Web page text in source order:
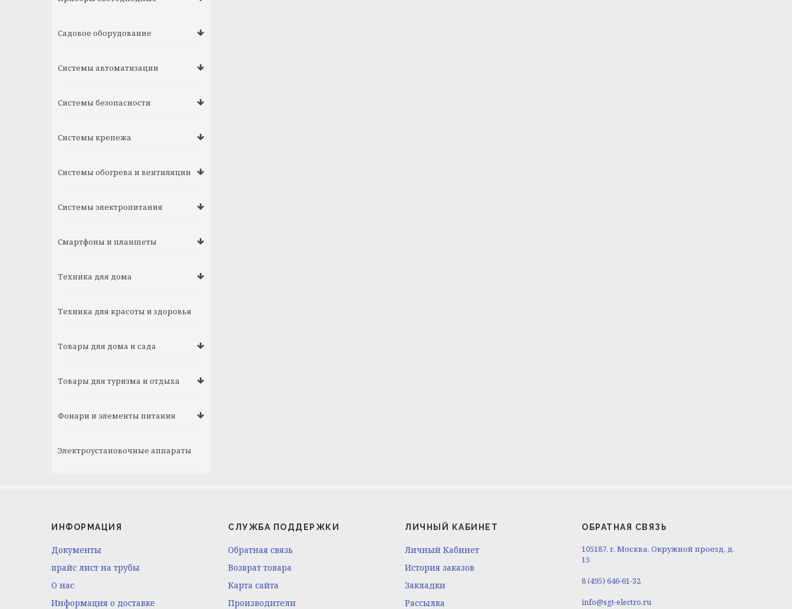
Садовое оборудование
Системы автоматизации
Системы безопасности
Системы крепежа
Системы обогрева и вентиляции
Системы электропитания
Смартфоны и планшеты
Техника для дома
Техника для красоты и здоровья
Товары для дома и сада
Товары для туризма и отдыха
Фонари и элементы питания
Электроустановочные аппараты
ИНФОРМАЦИЯ
Документы
прайс лист на трубы
O нас
Информация о доставке
СЛУЖБА ПОДДЕРЖКИ
Обратная связь
Возврат товара
Карта сайта
Производители
ЛИЧНЫЙ КАБИНЕТ
Личный Кабинет
История заказов
Закладки
Рассылка
ОБРАТНАЯ СВЯЗЬ
105187, г. Москва, Окружной проезд, д.
15
8 (495) 646-61-32
info@sgt-electro.ru